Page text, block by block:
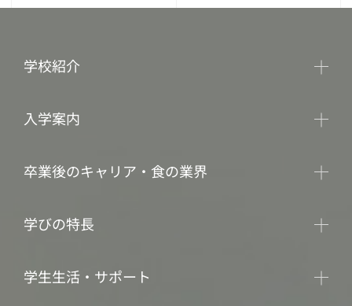
学校紹介
入学案内
卒業後のキャリア・食の業界
学びの特長
学生生活・サポート